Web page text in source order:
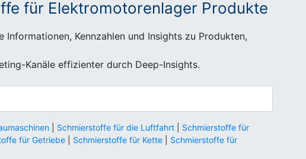
für Elektromotorenlager Produkte
Kennzahlen und Insights zu Produkten,
Kanäle effizienter durch Deep-Insights.
Schmierstoffe für die Luftfahrt
Schmierstoffe für
für Getriebe Schmierstoffe für Kette
Schmierstoffe für